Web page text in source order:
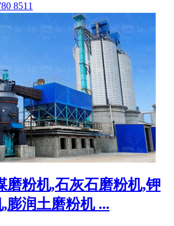
8511
磨粉机,石灰石磨粉机,钾
膨润土磨粉机 ...